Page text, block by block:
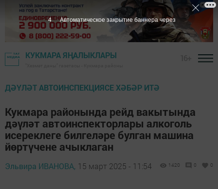
КУКМАРА ЯҢАЛЫКЛАРЫ
ДӘҮЛӘТ АВТОИНСПЕКЦИЯСЕ ХӘБӘР ИТӘ
Кукмара районында рейд вакытында
дәүләт автоинспекторлары алкоголь
исереклеге билгеләре булган машина
йөртүчене ачыклаган
Эльвира ИВАНОВА, 15 март 2025 - 11:54 1420 0 0
2 Автоматическое закрытие баннера через